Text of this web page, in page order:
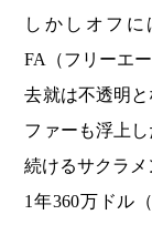
しかしオフ
FA（フリーエ
去就は不透明
ファーも浮上
続けるサクラメ
1年360万ドル